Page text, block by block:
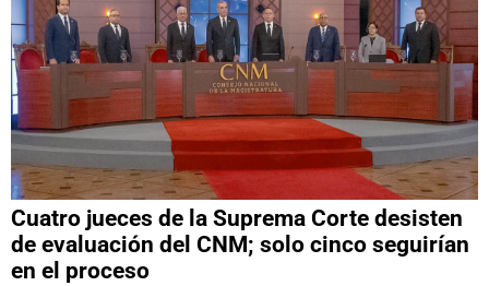
Cuatro jueces de la Suprema Corte desisten
de evaluación del CNM; solo cinco seguirían
en el proceso